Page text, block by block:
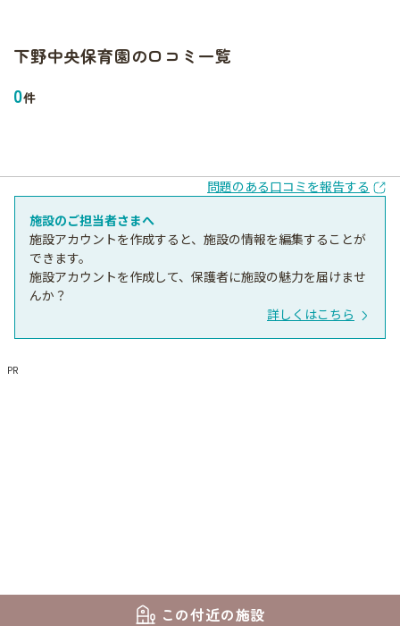
下野中央保育園の口コミ一覧
0件
問題のある口コミを報告する
施設のご担当者さまへ
施設アカウントを作成すると、施設の情報を編集することが
できます。
施設アカウントを作成して、保護者に施設の魅力を届けませ
んか？
詳しくはこちら
PR
この付近の施設